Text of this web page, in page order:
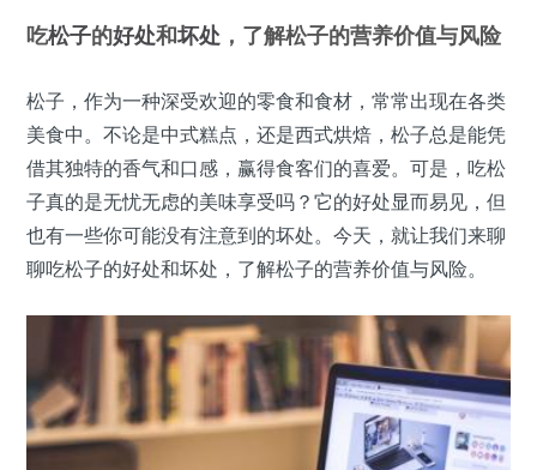
吃松子的好处和坏处 ，了解松子的营养价值与风险
松子，作为一种深受欢迎的零食和食材，常常出现在各类
美食中。不论是中式糕点，还是西式烘焙，松子总是能凭
借其独特的香气和口感，赢得食客们的喜爱。可是，吃松
子真的是无忧无虑的美味享受吗？它的好处显而易见，但
也有一些你可能没有注意到的坏处。今天，就让我们来聊
聊吃松子的好处和坏处，了解松子的营养价值与风险。